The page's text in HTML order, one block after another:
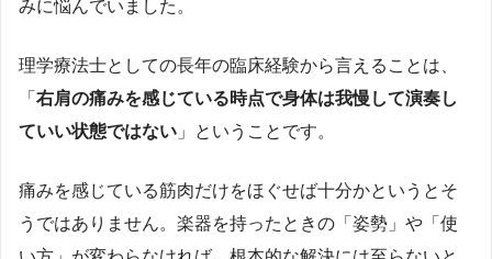
みに悩んでいました。
理学療法士としての長年の臨床経験から言えることは、
「 右肩の痛みを感じている時点で身体は我慢して演奏し
ていい状態ではない 」ということです。
痛みを感じている筋肉だけをほぐせば十分かというとそ
うではありません。楽器を持ったときの「姿勢」や「使